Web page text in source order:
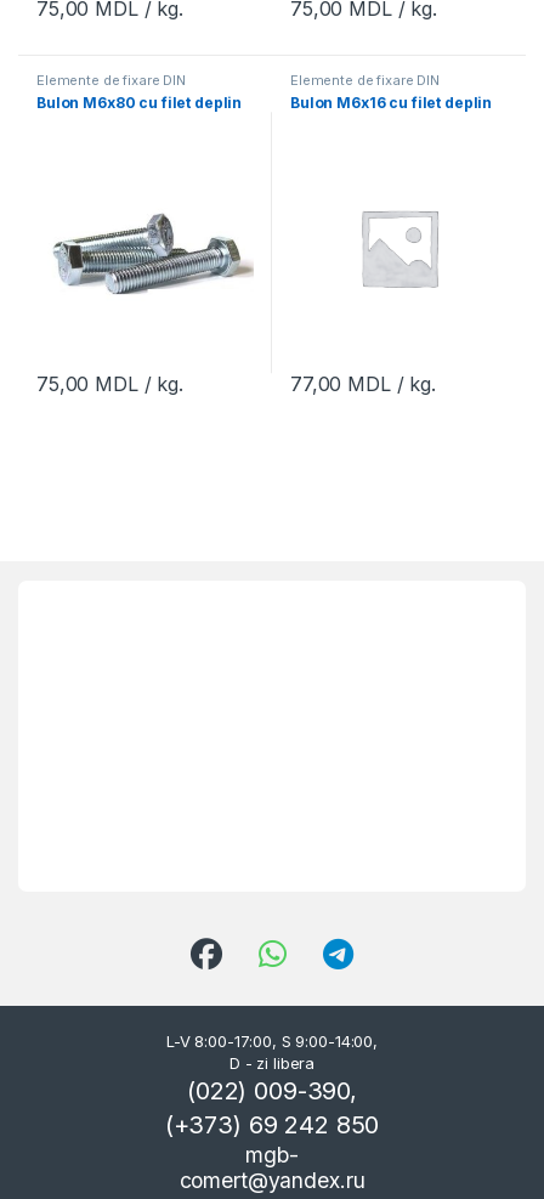
75,00 MDL/ kg. 75,00 MDL/ kg.
Elemente de fixare DIN
Bulon M6x80 cu filet deplin
75,00 MDL/ kg.
Elemente de fixare DIN
Bulon M6x16 cu filet deplin
77,00 MDL/ kg.
L-V 8:00-17:00, S 9:00-14:00,
D - zi libera
(022) 009-390,
(+373) 69 242 850
mgb-
comert@yandex.ru